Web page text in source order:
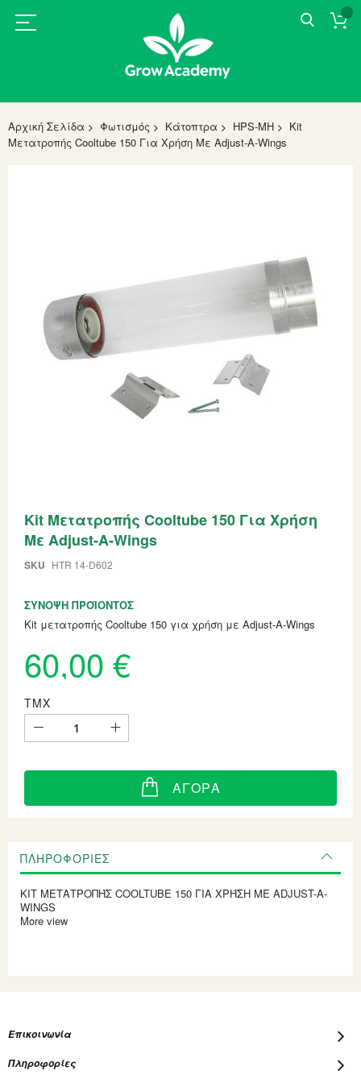
Αρχική Σελίδα Φωτισμός Κάτοπτρα HPS-MH
Kit
Μετατροπής Cooltube 150 Για Χρήση Με Adjust-A-Wings
to
beginning
of
the
gallery
Kit Μετατροπής Cooltube 150 Για Χρήση
Με Adjust-A-Wings
SKU HTR 14-D602
ΣΎΝΟΨΗ ΠΡΟΪΌΝΤΟΣ
Kit μετατροπής Cooltube 150 για χρήση με Adjust-A-Wings
60,00 €
ΤΜΧ
ΑΓΟΡΆ
ΠΛΗΡΟΦΟΡΊΕΣ
KIT ΜΕΤΑΤΡΟΠΉΣ COOLTUBE 150 ΓΙΑ ΧΡΉΣΗ ΜΕ ADJUST-A-
WINGS
More view
Επικοινωνία
Πληροφορίες